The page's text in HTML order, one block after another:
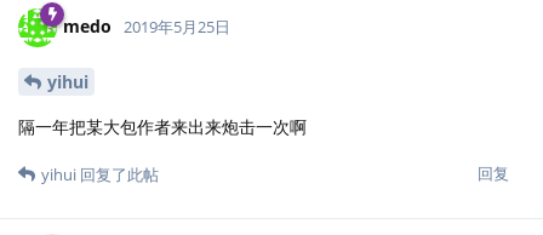
medo 2019年5月25日
yihui
隔一年把某大包作者来出来炮击一次啊
回复
yihui 回复了此帖